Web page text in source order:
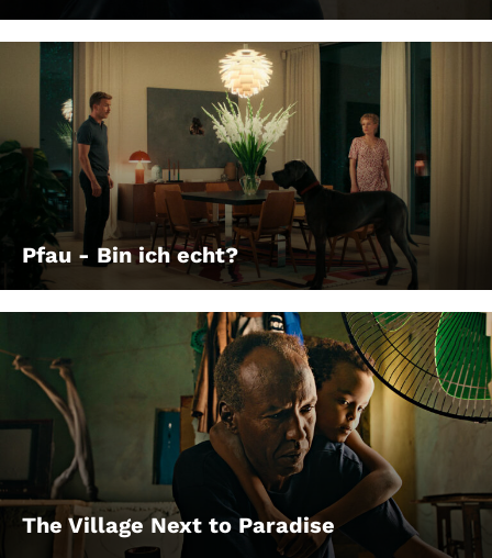
Pfau - Bin ich echt?
The Village Next to Paradise